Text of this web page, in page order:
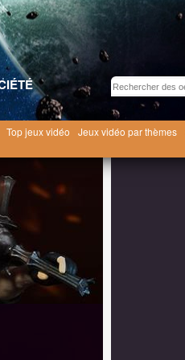
Top jeux vidéo Jeux vidéo par thèmes